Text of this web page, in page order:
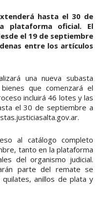
hasta el 30 de
plataforma oficial. El
el 19 de septiembre
entre los artículos
una nueva subasta
que comenzará el
incluirá 46 lotes y las
el 30 de septiembre a
al catálogo completo
tanto en la plataforma
del organismo judicial.
parte del remate se
anillos de plata y